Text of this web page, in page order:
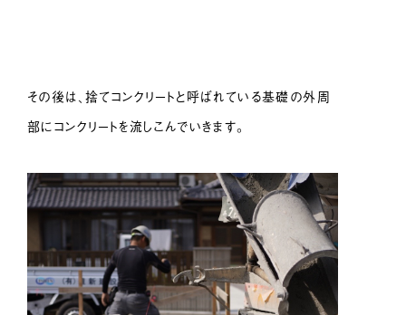
その後は、捨てコンクリートと呼ばれている基礎の外周
部にコンクリートを流しこんでいきます。